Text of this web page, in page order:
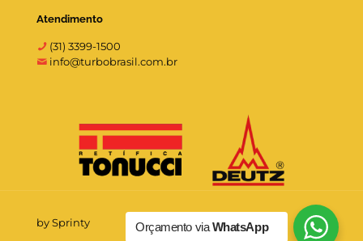
Atendimento
(31) 3399-1500
info@turbobrasil.com.br
by Sprinty Orçamento viaWhatsApp